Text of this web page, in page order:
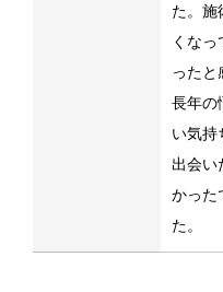
た。施
くな
ったと
長年の
い気持
出会い
かった
た。